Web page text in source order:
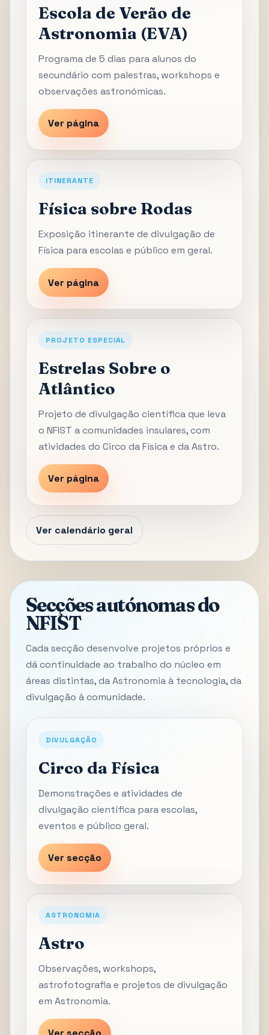
Escola de Verão de
Astronomia (EVA)
Programa de 5 dias para alunos do
secundário com palestras, workshops e
observações astronómicas.
Ver página
ITINERANTE
Física sobre Rodas
Exposição itinerante de divulgação de
Física para escolas e público em geral.
Ver página
PROJETO ESPECIAL
Estrelas Sobre o
Atlântico
Projeto de divulgação científica que leva
o NFIST a comunidades insulares, com
atividades do Circo da Física e da Astro.
Ver página
Ver calendário geral
Secções autónomas do
NFIST
Cada secção desenvolve projetos próprios e
dá continuidade ao trabalho do núcleo em
áreas distintas, da Astronomia à tecnologia, da
divulgação à comunidade.
DIVULGAÇÃO
Circo da Física
Demonstrações e atividades de
divulgação científica para escolas,
eventos e público geral.
Ver secção
ASTRONOMIA
Astro
Observações, workshops,
astrofotografia e projetos de divulgação
em Astronomia.